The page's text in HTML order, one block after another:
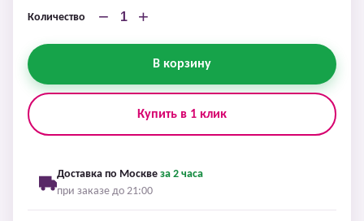
Количество − +
В корзину
Купить в 1 клик
Доставка по Москве за 2 часа
при заказе до 21:00